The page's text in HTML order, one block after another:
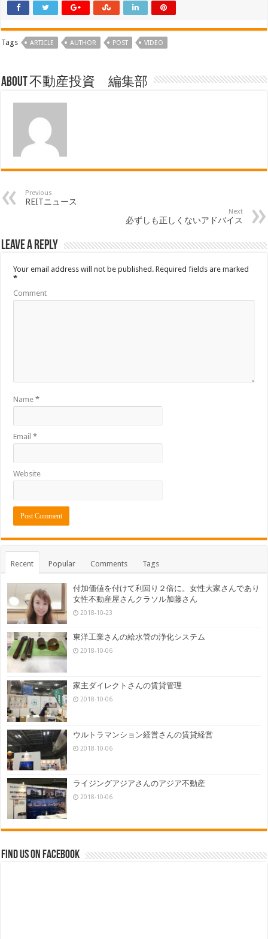
Tags ARTICLE AUTHOR POST VIDEO
About 不動産投資 編集部
Previous
REITニュース
Next
必ずしも正しくないアドバイス
Leave a Reply
Your email address will not be published. Required fields are marked
*
Comment
Name*
Email*
Website
Recent Popular Comments Tags
付加価値を付けて利回り２倍に。女性大家さんであり
女性不動産屋さんクラソル加藤さん
2018-10-23
東洋工業さんの給水管の浄化システム
2018-10-06
家主ダイレクトさんの賃貸管理
2018-10-06
ウルトラマンション経営さんの賃貸経営
2018-10-06
ライジングアジアさんのアジア不動産
2018-10-06
Find us on Facebook